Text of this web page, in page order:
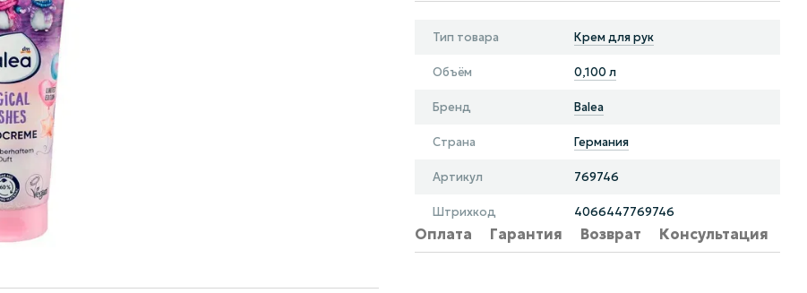
Тип товара Крем для рук
Объём 0,100 л
Бренд Balea
Страна Германия
Артикул 769746
Штрихкод 4066447769746
Оплата Гарантия Возврат Консультация